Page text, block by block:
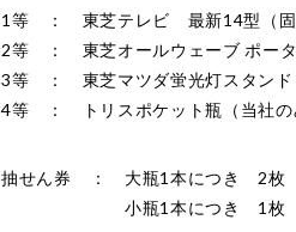
1等 ： 東芝テレビ 最新14型（固
2等 ： 東芝オールウェーブ ポー
3等 ： 東芝マツダ蛍光灯スタン
4等 ： トリスポケット瓶（当社
抽せん券 ： 大瓶1本につき 2枚
小瓶1本につき 1枚